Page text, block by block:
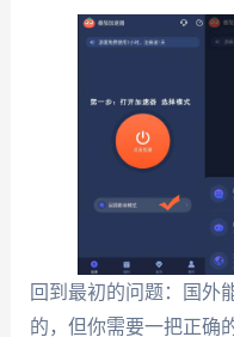
回到最初的问题：国外
的，但你需要一把正确